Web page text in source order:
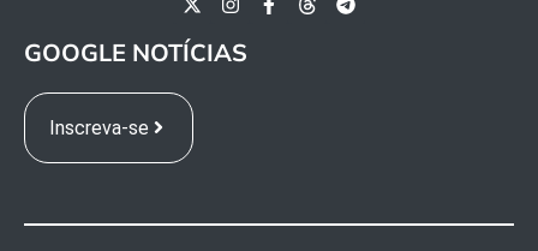
GOOGLE NOTÍCIAS
Inscreva-se